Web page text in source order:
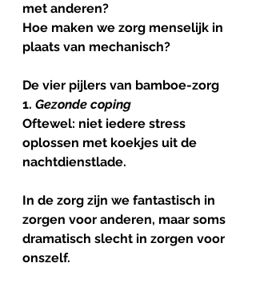
met anderen?
Hoe maken we zorg menselijk in
plaats van mechanisch?
De vier pijlers van bamboe-zorg
1. Gezonde coping
Oftewel: niet iedere stress
oplossen met koekjes uit de
nachtdienstlade.
In de zorg zijn we fantastisch in
zorgen voor anderen, maar soms
dramatisch slecht in zorgen voor
onszelf.